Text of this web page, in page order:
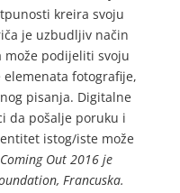
kreira svoju
je uzbudljiv način
može podijeliti svoju
fotografije,
pisanja. Digitalne
da pošalje poruku i
istog/iste može
Out 2016 je
Francuska.